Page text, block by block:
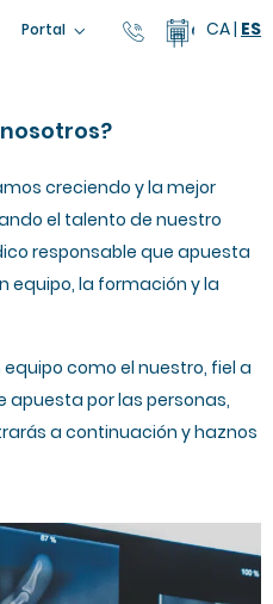
Portal 93 805 04
CA| ES
creciendo y la mejor
el talento de nuestro
responsable que apuesta
equipo, la formación y la
como el nuestro, fiel a
apuesta por las personas,
a continuación y haznos